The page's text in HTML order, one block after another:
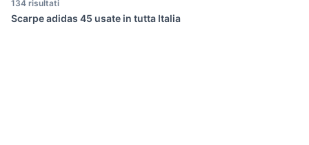
134 risultati
Scarpe adidas 45 usate in tutta Italia